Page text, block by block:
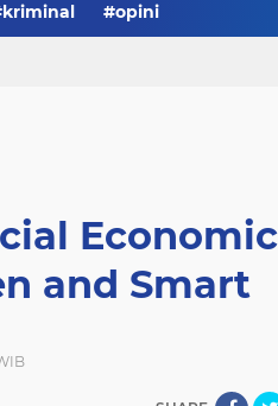
#opini
Economic
and Smart